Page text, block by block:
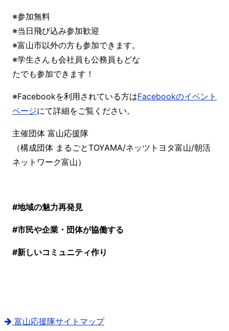
※参加無料
※当日飛び込み参加歓迎
※富山市以外の方も参加できます。
※学生さんも会社員も公務員もどな
たでも参加できます！
※Facebookを利用されている方はFacebookのイベント
ページにて詳細をご覧ください。
主催団体 富山応援隊
（構成団体 まるごとTOYAMA/ネッツトヨタ富山/朝活
ネットワーク富山）
#地域の魅力再発見
#市民や企業・団体が協働する
#新しいコミュニティ作り
富山応援隊サイトマップ